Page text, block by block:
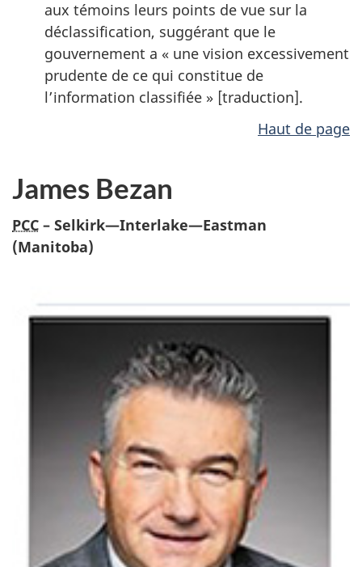
aux témoins leurs points de vue sur la
déclassification, suggérant que le
gouvernement a « une vision excessivement
prudente de ce qui constitue de
l’information classifiée » [traduction].
Haut de page
James Bezan
PCC – Selkirk—Interlake—Eastman
(Manitoba)